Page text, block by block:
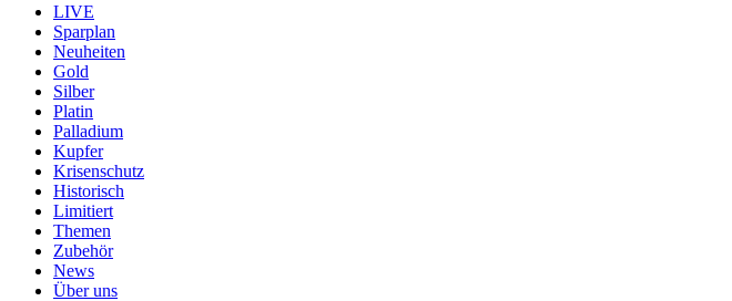
LIVE
Sparplan
Neuheiten
Gold
Silber
Platin
Palladium
Kupfer
Krisenschutz
Historisch
Limitiert
Themen
Zubehör
News
Über uns